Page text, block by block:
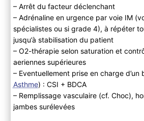
– Arrêt du facteur déclenchant
– Adrénaline en urgence par voie IM
spécialistes ou si grade 4), à répéter
jusqu’à stabilisation du patient
– O2-thérapie selon saturation et
aeriennes supérieures
– Eventuellement prise en charge d’un
Asthme) : CSI + BDCA
– Remplissage vasculaire (cf. Choc),
jambes surélevées